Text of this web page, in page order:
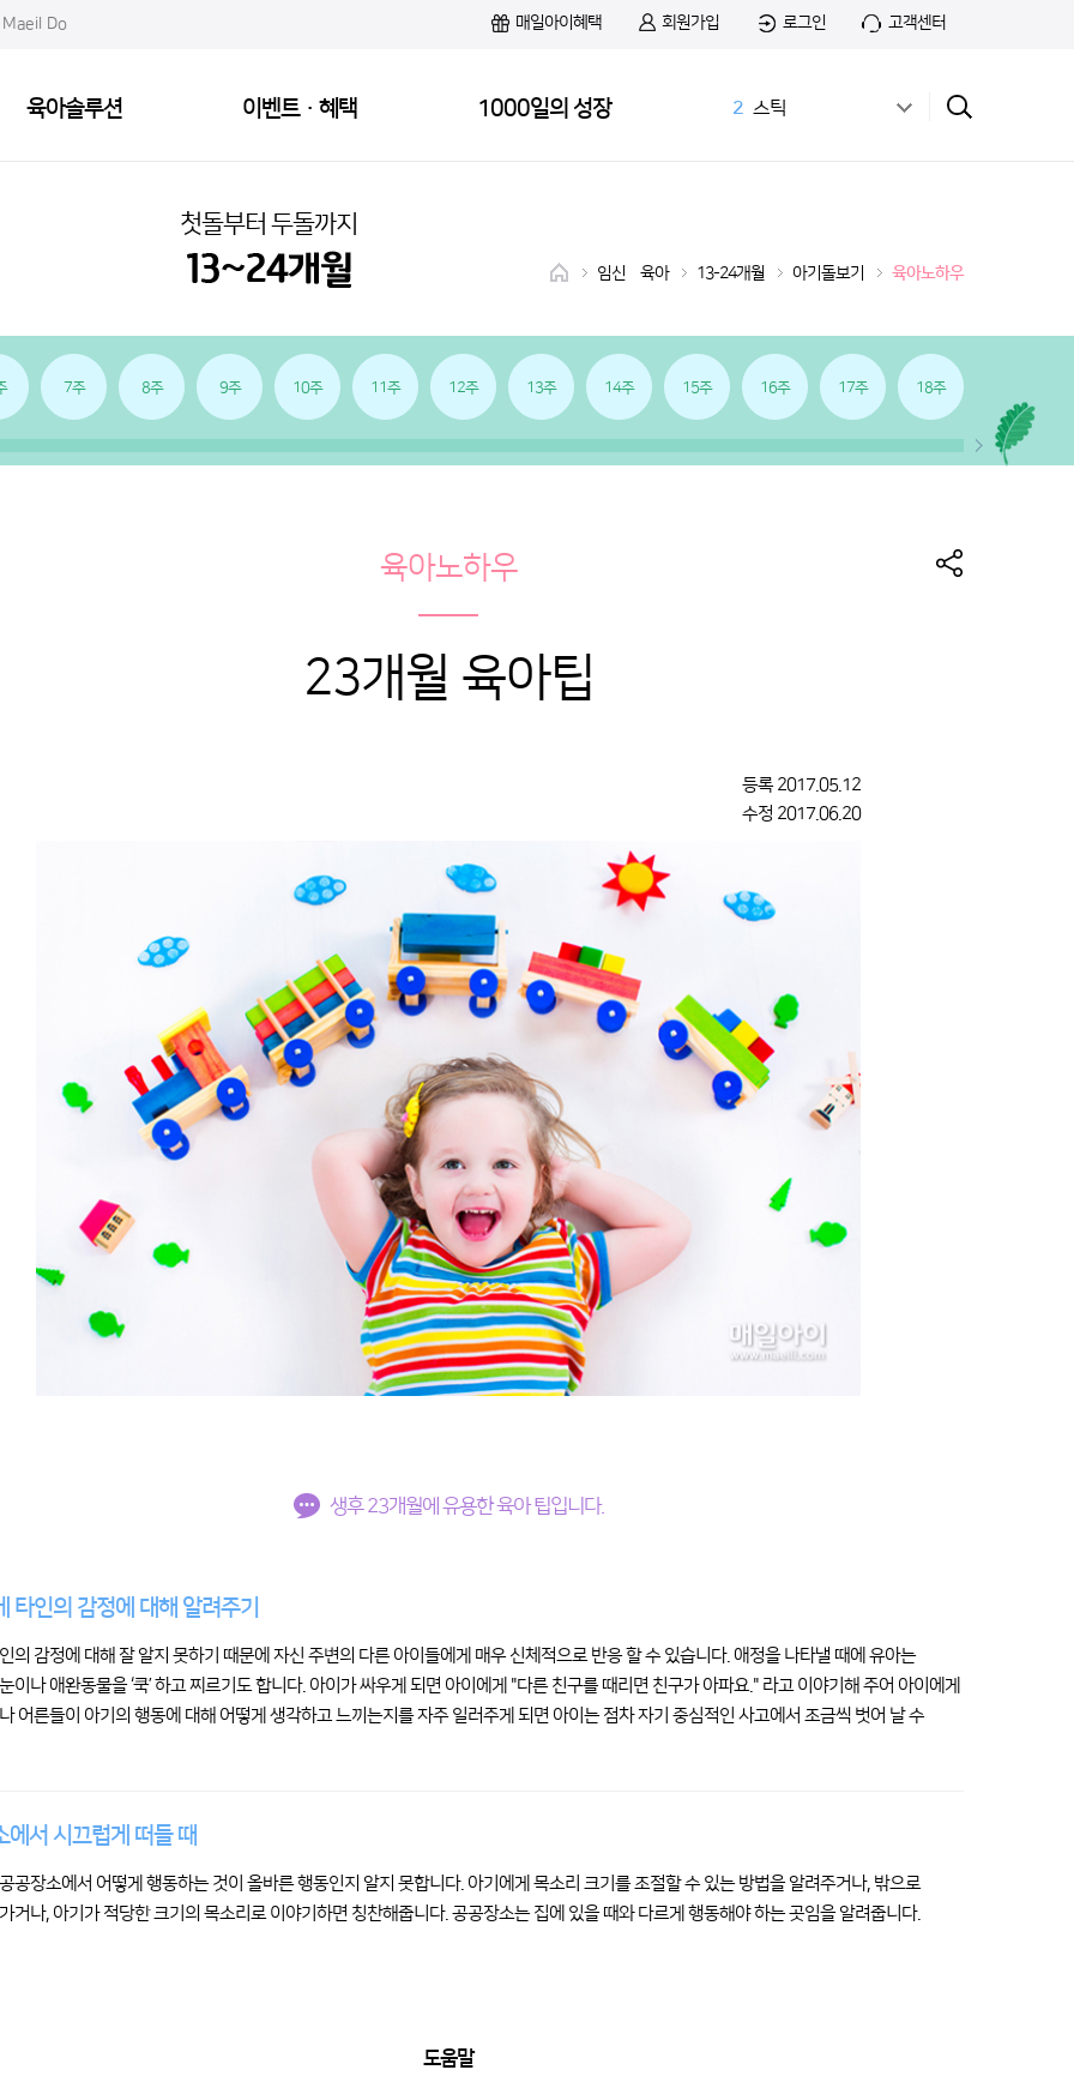
Maeil Do 매일아이혜택 회원가입 로그인 고객센터
육아솔루션 이벤트·혜택 1000일의 성장
2 스틱
8 치즈
10
앱솔루트 샘플신청
첫돌부터 두돌까지
임신•육아 13-24개월 아기돌보기 육아노하우
7주 8주 9주 10주 11주 12주 13주 14주 15주 16주 17주 18주
육아노하우
23개월 육아팁
등록2017.05.12
수정 2017.06.20
생후 23개월에 유용한 육아 팁입니다.
타인의 감정에 대해 알려주기
의 감정에 대해 잘 알지 못하기 때문에 자신 주변의 다른 아이들에게 매우 신체적으로 반응 할 수 있습니다. 애정을 나타낼 때에 유아는
이나 애완동물을 ‘쿡’ 하고 찌르기도 합니다. 아이가 싸우게 되면 아이에게 "다른 친구를 때리면 친구가 아파요." 라고 이야기해 주어 아이에게
어른들이 아기의 행동에 대해 어떻게 생각하고 느끼는지를 자주 일러주게 되면 아이는 점차 자기 중심적인 사고에서 조금씩 벗어 날 수
에서 시끄럽게 떠들 때
공장소에서 어떻게 행동하는 것이 올바른 행동인지 알지 못합니다. 아기에게 목소리 크기를 조절할 수 있는 방법을 알려주거나, 밖으로
거나, 아기가 적당한 크기의 목소리로 이야기하면 칭찬해줍니다. 공공장소는 집에 있을 때와 다르게 행동해야 하는 곳임을 알려줍니다.
도움말